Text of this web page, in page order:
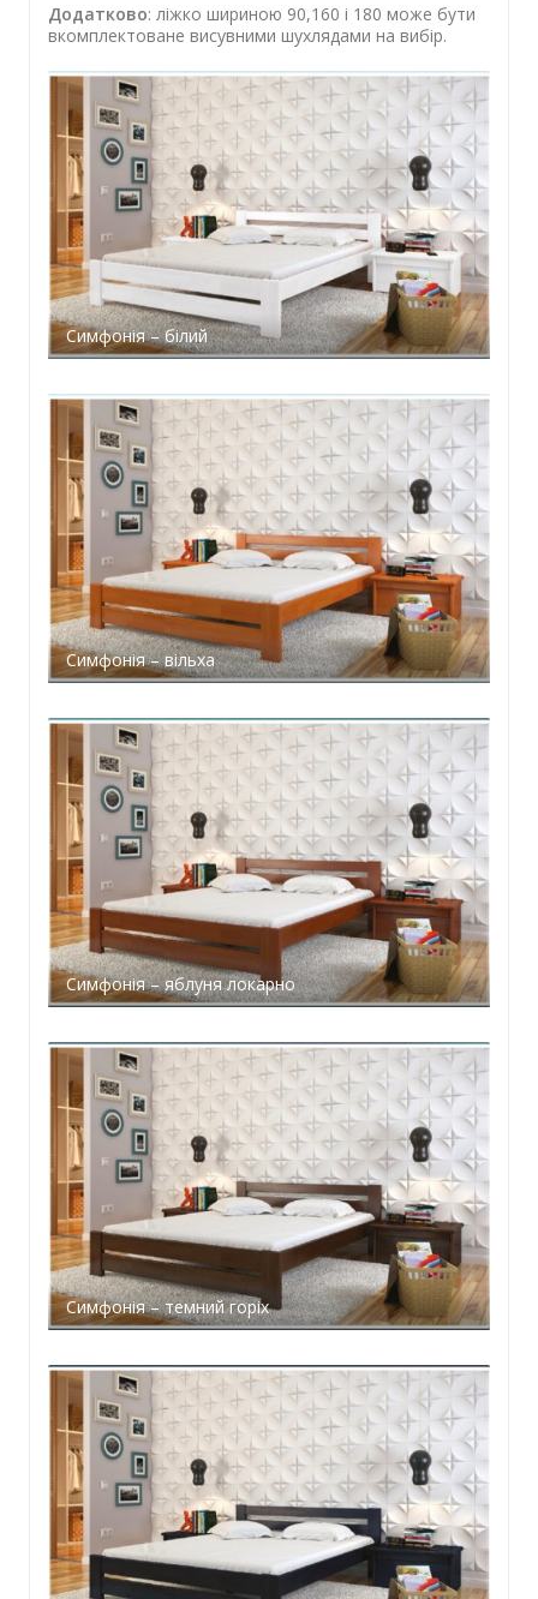
Додатково: ліжко шириною 90,160 і 180 може бути
вкомплектоване висувними шухлядами на вибір.
Симфонія – білий
Симфонія – вільха
Симфонія – яблуня локарно
Симфонія – темний горіх